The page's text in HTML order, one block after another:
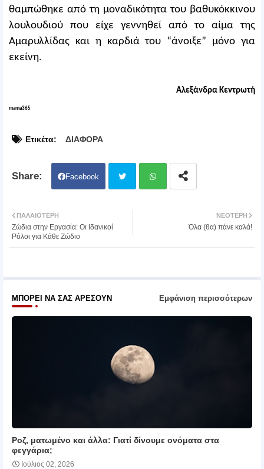
θαμπώθηκε από τη μοναδικότητα του βαθυκόκκινου
λουλουδιού που είχε γεννηθεί από το αίμα της
Αμαρυλλίδας και η καρδιά του “άνοιξε” μόνο για
εκείνη.
Αλεξάνδρα Κεντρωτή
mama365
Ετικέτα: ΔΙΑΦΟΡΑ
Facebook
ΝΕΌΤΕΡΗ
Όλα (θα) πάνε καλά!
ΠΑΛΑΙΌΤΕΡΗ
Ζώδια στην Εργασία: Οι Ιδανικοί
Ρόλοι για Κάθε Ζώδιο
ΜΠΟΡΕΊ ΝΑ ΣΑΣ ΑΡΈΣΟΥΝ Εμφάνιση περισσότερων
Ροζ, ματωμένο και άλλα: Γιατί δίνουμε ονόματα στα
φεγγάρια;
Ιούλιος 02, 2026